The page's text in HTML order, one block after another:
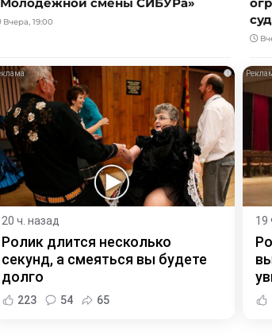
смены СИБУРа»
Вчера, 19:00
i
20 ч. назад
Ролик длится несколько
секунд, а смеяться вы будете
долго
223 54 65
19